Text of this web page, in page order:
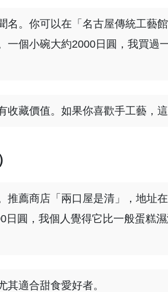
名。你可以在「名古屋傳統工藝
個小碗大約2000日圓，我買過
藏價值。如果你喜歡手工藝，這
推薦商店「兩口屋是清」，地址
日圓，我個人覺得它比一般蛋糕
適合甜食愛好者。